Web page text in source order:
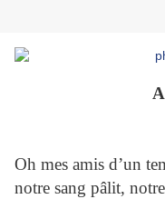
Oh mes amis d’un
notre sang pâlit,